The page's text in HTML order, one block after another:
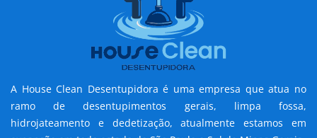
A House Clean Desentupidora é uma empresa que atua no
ramo de desentupimentos gerais, limpa fossa,
hidrojateamento e dedetização, atualmente estamos em